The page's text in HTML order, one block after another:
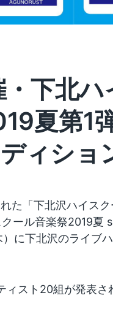
下北ハ
夏第1
ィショ
た「下北沢ハイス
クール音楽祭2019夏
に下北沢のライブ
ィスト20組が発表さ